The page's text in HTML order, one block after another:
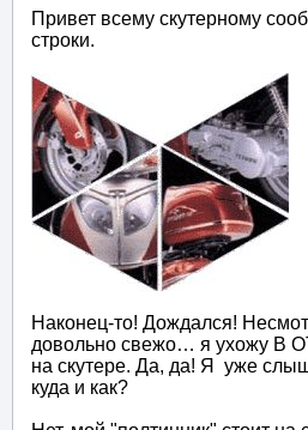
Привет всему скутерному
строки.
Наконец-то! Дождался!
довольно свежо… я ухожу В
на скутере. Да, да! Я уже
куда и как?